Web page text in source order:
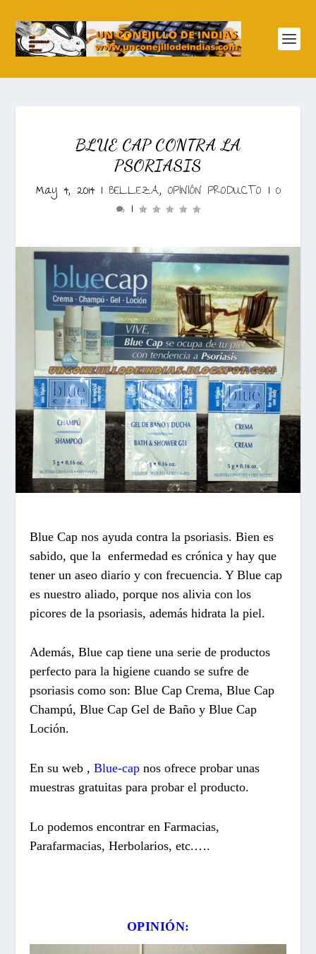
BLUE CAP CONTRA LA
PSORIASIS
May 4, 2014| BELLEZA, OPINIÓN PRODUCTO | 0
|
Blue Cap nos ayuda contra la psoriasis. Bien es
sabido, que la enfermedad es crónica y hay que
tener un aseo diario y con frecuencia. Y Blue cap
es nuestro aliado, porque nos alivia con los
picores de la psoriasis, además hidrata la piel.
Además, Blue cap tiene una serie de productos
perfecto para la higiene cuando se sufre de
psoriasis como son: Blue Cap Crema, Blue Cap
Champú, Blue Cap Gel de Baño y Blue Cap
Loción.
En su web ,Blue-cap nos ofrece probar unas
muestras gratuitas para probar el producto.
Lo podemos encontrar en Farmacias,
Parafarmacias, Herbolarios, etc.….
OPINIÓN: